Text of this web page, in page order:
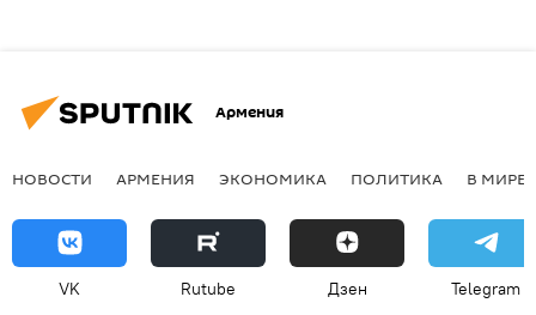
Армения
НОВОСТИ АРМЕНИЯ ЭКОНОМИКА ПОЛИТИКА В МИРЕ
VK Rutube Дзен Telegram